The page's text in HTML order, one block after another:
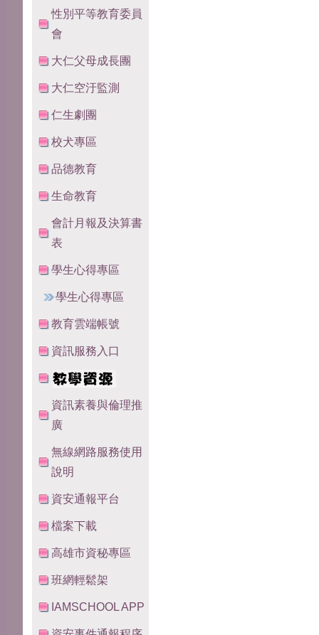
性別平等教育委員
會
大仁父母成長團
大仁空汙監測
仁生劇團
校犬專區
品德教育
生命教育
會計月報及決算書
表
學生心得專區
學生心得專區
教育雲端帳號
資訊服務入口
資訊素養與倫理推
廣
無線網路服務使用
說明
資安通報平台
檔案下載
高雄市資秘專區
班網輕鬆架
IAMSCHOOL APP